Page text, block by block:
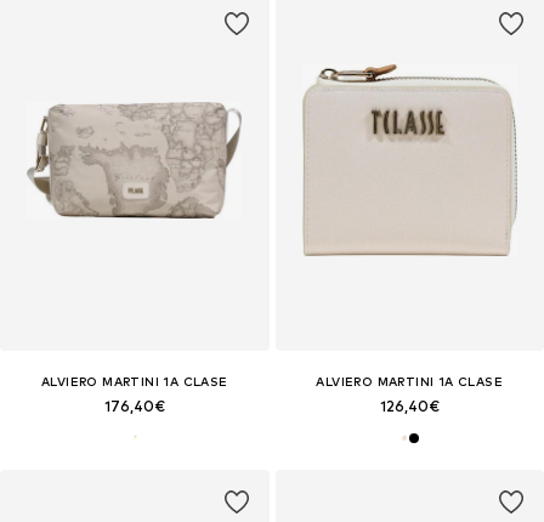
ALVIERO MARTINI 1A CLASE
176,40€
ALVIERO MARTINI 1A CLASE
126,40€